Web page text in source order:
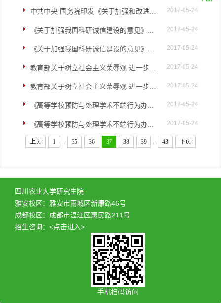
2017-05-24
中共中央 国务院印发《关于加强和改进新形势下高校思想政治工作的意见》
2017-05-24
《关于加强我国科研诚信建设的意见》的通知
2017-05-24
《关于加强我国科研诚信建设的意见》的通知
2017-05-24
教育部关于树立社会主义荣辱观 进一步加强学术道德建设的意见
2017-05-24
教育部关于树立社会主义荣辱观 进一步加强学术道德建设的意见
2017-05-24
《高等学校预防与处理学术不端行为办法》
2017-05-24
《高等学校预防与处理学术不端行为办法》
上页 1 35 36 37 38 39 43 下页
四川农业大学研究生院
雅安校区：雅安市雨城区新康路46号
成都校区：成都市温江区惠民路211号
招生咨询： <点击进入>
手机扫码访问